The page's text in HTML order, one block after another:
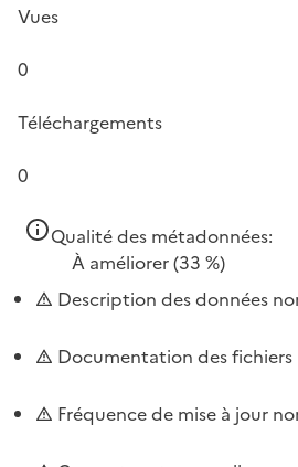
Vues
0
Téléchargements
0
Qualité des métadonnées:
À améliorer(33 %)
Description des données
Documentation des
Fréquence de mise à jour